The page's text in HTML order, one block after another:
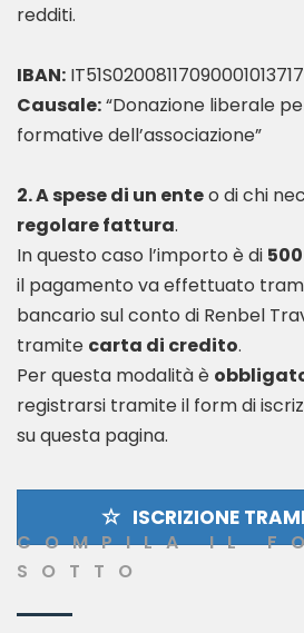
redditi.
IBAN:
Causale:“Donazione liberale
formative dell’associazione”
2. A spese di un enteo di chi
regolare fattura.
In questo caso l’importo è di
il pagamento va effettuato
bancario sul conto di Renbel
tramite carta di credito.
Per questa modalità è
registrarsi tramite il form di
ISCRIZIONE
COMPILA IL
SOTTO